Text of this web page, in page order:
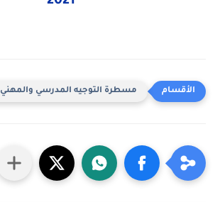
مسطرة التوجيه المدرسي والمهني 2021